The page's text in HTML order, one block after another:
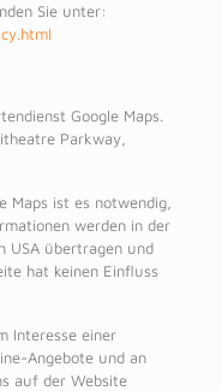
Sie unter:
Google Maps.
Parkway,
Maps ist es notwendig,
werden in der
USA übertragen und
hat keinen Einfluss
Interesse einer
Angebote und an
auf der Website